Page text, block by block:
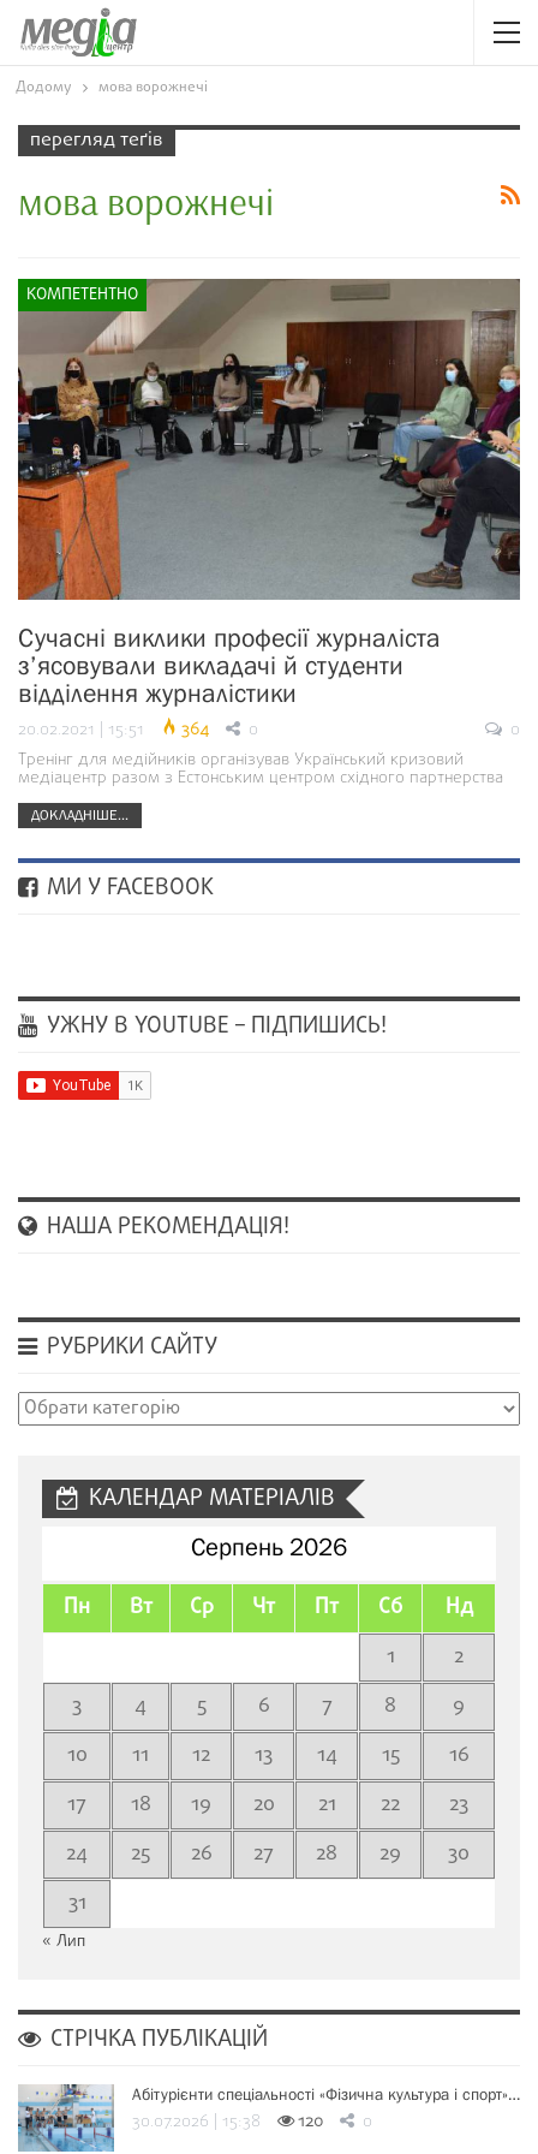
Додому мова ворожнечі
перегляд теґів
мова ворожнечі
КОМПЕТЕНТНО
Сучасні виклики професії журналіста
з’ясовували викладачі й студенти
відділення журналістики
20.02.2021 | 15:51 364 0
0
Тренінг для медійників організував Український кризовий
медіацентр разом з Естонським центром східного партнерства
ДОКЛАДНІШЕ...
МИ У FACEBOOK
УЖНУ В YOUTUBE – ПІДПИШИСЬ!
НАША РЕКОМЕНДАЦІЯ!
РУБРИКИ САЙТУ
Рубрики
КАЛЕНДАР МАТЕРІАЛІВ
Серпень 2026
Пн Вт Ср Чт Пт Сб Нд
1
2
3
4 5 6 7 8
9
10
11 12 13 14 15
16
17
18 19 20 21 22
23
24
25 26 27 28 29
30
31
« Лип
СТРІЧКА ПУБЛІКАЦІЙ
Абітурієнти спеціальності «Фізична культура і спорт»…
30.07.2026 | 15:38 120 0